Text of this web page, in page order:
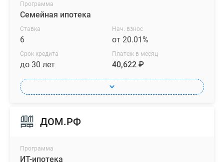
Программа
Семейная ипотека
Ставка
6
Нач. взнос
от 20.01%
Срок кредита
до 30 лет
Платеж в месяц
40,622 ₽
ДОМ.РФ
Программа
ИТ-ипотека